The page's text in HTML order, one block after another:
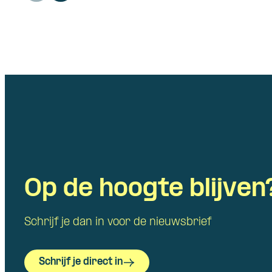
Op de hoogte
Schrijf je dan in voor de nieuwsbrief
Schrijf je direct in